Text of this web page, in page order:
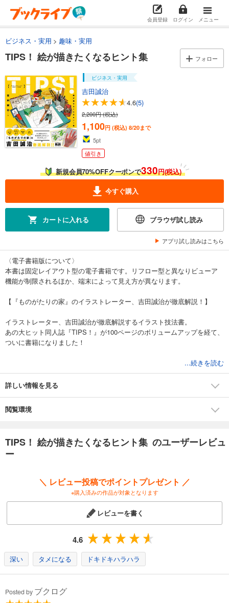
会員登録 ログイン メニュー
ビジネス・実用 趣味・実用
TIPS！ 絵が描きたくなるヒント集 フォロー
ビジネス・実用
吉田誠治
4.6(5)
2,200円 (税込)
1,100円 (税込) 8/20まで
5pt
値引き
新規会員70%OFFクーポンで330円(税込)
今すぐ購入
カートに入れる ブラウザ試し読み
アプリ試し読みはこちら
〈電子書籍版について〉
本書は固定レイアウト型の電子書籍です。リフロー型と異なりビューア
機能が制限されるほか、端末によって見え方が異なります。
【『ものがたりの家』のイラストレーター、吉田誠治が徹底解説！】
イラストレーター、吉田誠治が徹底解説するイラスト技法書。
あの大ヒット同人誌『TIPS！』が100ページのボリュームアップを経て、
ついに書籍になりました！
パースを使わない背景、身の回りの色々なモノの描き方、遠近感の表
現、色選び、面の捉え方、塗りの基本…などなど。
すぐに使えるテクから、イラストの完成度を上げるちょっとしたコツ、
各項目は1～4ページの短いヒント形式なので、どこから読んでもOK。
自分に真似しやすい描き方を、どれでも好きなように取り入れてみてく
さらに、一部作例の「メイキング動画」のダウンロードURLも掲載。
プロがどう描き出し、どう仕上げるのか、実際の作業工程が動画で確認
〈こんな方にオススメ〉
・「あと一歩」作品の完成度を上げたい方
・背景とキャラクターの組み合わせに悩んでいる方
・イラストの配色や塗り方に悩んでいる方
・イラストレーター、アニメーター、グラフィッカー
・始めたばかりの初心者から、ハイアマチュア・プロクラスの上級者ま
で
...続きを読む
詳しい情報を見る
閲覧環境
TIPS！ 絵が描きたくなるヒント集 のユーザーレビュ
ー
＼ レビュー投稿でポイントプレゼント ／
※購入済みの作品が対象となります
レビューを書く
4.6
深い タメになる ドキドキハラハラ
Posted by ブクログ